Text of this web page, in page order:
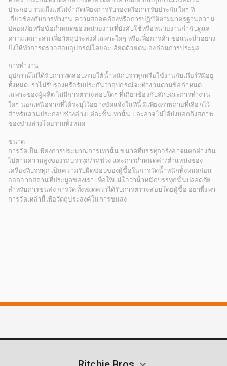
ประกอบ รวมถึงแต่ไม่จำกัดเพียงการรับรองหรือการรับประกันใดๆ ที่
เกี่ยวข้องกับการทำงาน ความสอดคล้องหรือการปฏิบัติตามมาตรฐานความ
ปลอดภัยหรือข้อกำหนดของหน่วยงานที่บังคับใช้หรือหน่วยงานกำกับดูแล
ความเหมาะสม เพื่อวัตถุประสงค์เฉพาะใดๆ หรือเพื่อการค้า ขอแนะนำอย่าง
ยิ่งให้ทำการตรวจสอบอุปกรณ์โดยละเอียดด้วยตนเองก่อนการประมูล
การทำงาน
อุปกรณ์ไม่ได้รับการทดสอบภายใต้น้ำหนักบรรทุกหรือใช้งานกับเกียร์ที่มีอยู่
ทั้งหมด เราไม่รับรองหรือรับประกันว่าอุปกรณ์จะทำงานตามข้อกำหนด
เฉพาะของผู้ผลิต ไม่มีการตรวจสอบใดๆ ที่เกี่ยวข้องกับลักษณะการทำงาน
ใดๆ นอกเหนือจากที่ได้ระบุไว้อย่างชัดแจ้งในที่นี้ มีเพียงภาพถ่ายที่เลือกไว้
สำหรับส่วนประกอบช่วงล่างแต่ละชิ้นเท่านั้น และอาจไม่ได้บ่งบอกถึงสภาพ
ของช่วงล่างโดยรวมทั้งหมด
ขนาด
การวัดเป็นเพียงการประมาณการเท่านั้น ขนาดที่บรรทุกจริงอาจแตกต่างกัน
ไปตามความสูงของรถบรรทุก/รถพ่วง และการกำหนดค่า/ตำแหน่งของ
เครื่องที่บรรทุก เป็นความรับผิดชอบของผู้ซื้อในการวัดน้ำหนักทั้งหมดก่อน
ออกจากสถานที่ประมูลของเรา เพื่อให้แน่ใจว่าน้ำหนักบรรทุกนั้นปลอดภัย
สำหรับการขนส่ง การวัดทั้งหมดควรได้รับการตรวจสอบโดยผู้ซื้อ อย่าพึ่งพา
การวัดเหล่านี้เพื่อวัตถุประสงค์ในการขนส่ง